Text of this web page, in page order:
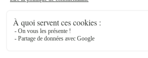
sebastien.rota@naefprestige-
knightfrank.ch